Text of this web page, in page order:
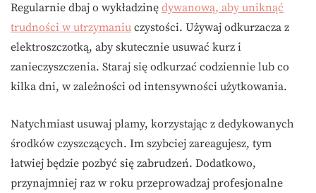
Regularnie dbaj o wykładzinę dywanową, aby uniknąć
trudności w utrzymaniu czystości. Używaj odkurzacza z
elektroszczotką, aby skutecznie usuwać kurz i
zanieczyszczenia. Staraj się odkurzać codziennie lub co
kilka dni, w zależności od intensywności użytkowania.
Natychmiast usuwaj plamy, korzystając z dedykowanych
środków czyszczących. Im szybciej zareagujesz, tym
łatwiej będzie pozbyć się zabrudzeń. Dodatkowo,
przynajmniej raz w roku przeprowadzaj profesjonalne